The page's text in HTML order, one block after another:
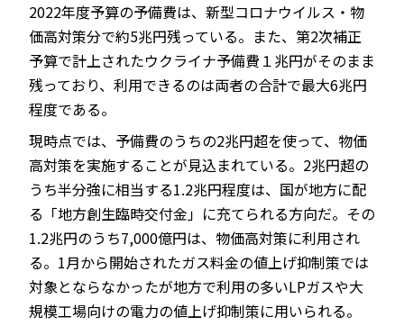
2022年度予算の予備費は、新型コロナウイルス・物
価高対策分で約5兆円残っている。また、第2次補正
予算で計上されたウクライナ予備費１兆円がそのまま
残っており、利用できるのは両者の合計で最大6兆円
程度である。
現時点では、予備費のうちの2兆円超を使って、物価
高対策を実施することが見込まれている。2兆円超の
うち半分強に相当する1.2兆円程度は、国が地方に配
る「地方創生臨時交付金」に充てられる方向だ。その
1.2兆円のうち7,000億円は、物価高対策に利用され
る。1月から開始されたガス料金の値上げ抑制策では
対象とならなかったが地方で利用の多いLPガスや大
規模工場向けの電力の値上げ抑制策に用いられる。